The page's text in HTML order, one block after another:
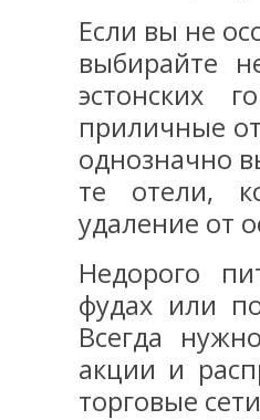
Если вы не
выбирайте
эстонских
приличные
однозначно
те отели,
удаление от
Недорого
фудах или
Всегда
акции и
торговые